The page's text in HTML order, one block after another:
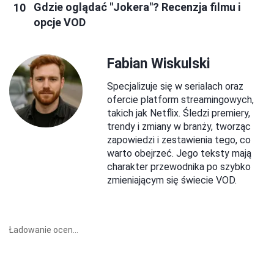
Gdzie oglądać "Jokera"? Recenzja filmu i
opcje VOD
Fabian Wiskulski
Specjalizuje się w serialach oraz
ofercie platform streamingowych,
takich jak Netflix. Śledzi premiery,
trendy i zmiany w branży, tworząc
zapowiedzi i zestawienia tego, co
warto obejrzeć. Jego teksty mają
charakter przewodnika po szybko
zmieniającym się świecie VOD.
Ładowanie ocen...